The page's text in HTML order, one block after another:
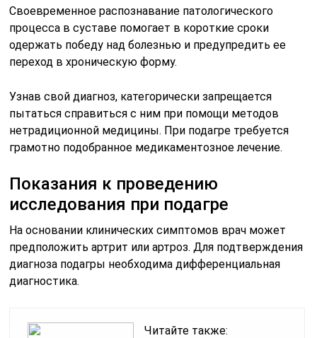
Своевременное распознавание патологического
процесса в суставе помогает в короткие сроки
одержать победу над болезнью и предупредить ее
переход в хроническую форму.
Узнав свой диагноз, категорически запрещается
пытаться справиться с ним при помощи методов
нетрадиционной медицины. При подагре требуется
грамотно подобранное медикаментозное лечение.
Показания к проведению
исследования при подагре
На основании клинических симптомов врач может
предположить артрит или артроз. Для подтверждения
диагноза подагры необходима дифференциальная
диагностика.
Читайте также: